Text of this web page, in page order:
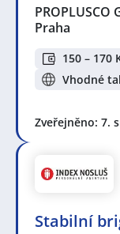
PROPLUSCO
Praha
150 – 170
Vhodné
Zveřejněno: 7.
Stabilní